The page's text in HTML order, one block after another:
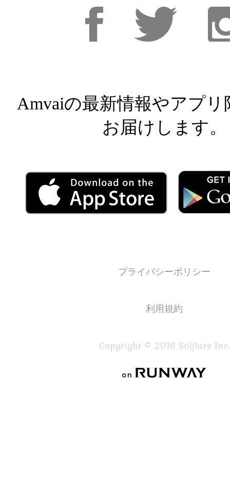
Amvaiの最新情報やアプリ
お届けします。
プライバシーポリシー
利用規約
Copyright © 2016 Solflare Inc.